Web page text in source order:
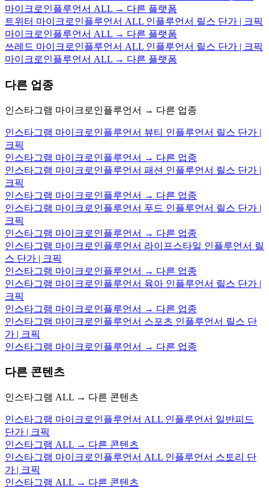
마이크로인플루언서 ALL → 다른 플랫폼
트위터 마이크로인플루언서 ALL 인플루언서 릴스 단가 | 크픽
마이크로인플루언서 ALL → 다른 플랫폼
쓰레드 마이크로인플루언서 ALL 인플루언서 릴스 단가 | 크픽
마이크로인플루언서 ALL → 다른 플랫폼
다른 업종
인스타그램 마이크로인플루언서 → 다른 업종
인스타그램 마이크로인플루언서 뷰티 인플루언서 릴스 단가 |
크픽
인스타그램 마이크로인플루언서 → 다른 업종
인스타그램 마이크로인플루언서 패션 인플루언서 릴스 단가 |
크픽
인스타그램 마이크로인플루언서 → 다른 업종
인스타그램 마이크로인플루언서 푸드 인플루언서 릴스 단가 |
크픽
인스타그램 마이크로인플루언서 → 다른 업종
인스타그램 마이크로인플루언서 라이프스타일 인플루언서 릴
스 단가 | 크픽
인스타그램 마이크로인플루언서 → 다른 업종
인스타그램 마이크로인플루언서 육아 인플루언서 릴스 단가 |
크픽
인스타그램 마이크로인플루언서 → 다른 업종
인스타그램 마이크로인플루언서 스포츠 인플루언서 릴스 단
가 | 크픽
인스타그램 마이크로인플루언서 → 다른 업종
다른 콘텐츠
인스타그램 ALL → 다른 콘텐츠
인스타그램 마이크로인플루언서 ALL 인플루언서 일반피드
단가 | 크픽
인스타그램 ALL → 다른 콘텐츠
인스타그램 마이크로인플루언서 ALL 인플루언서 스토리 단
가 | 크픽
인스타그램 ALL → 다른 콘텐츠